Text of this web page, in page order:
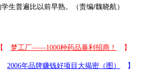
普遍比以前早熟。（责编/魏晓航）